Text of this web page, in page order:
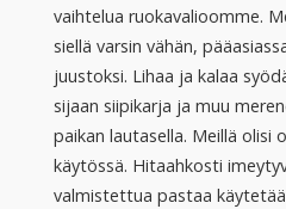
vaihtelua ruokavalioomme.
siellä varsin vähän,
juustoksi. Lihaa ja kalaa
sijaan siipikarja ja muu
paikan lautasella. Meillä olisi
käytössä. Hitaahkosti
valmistettua pastaa